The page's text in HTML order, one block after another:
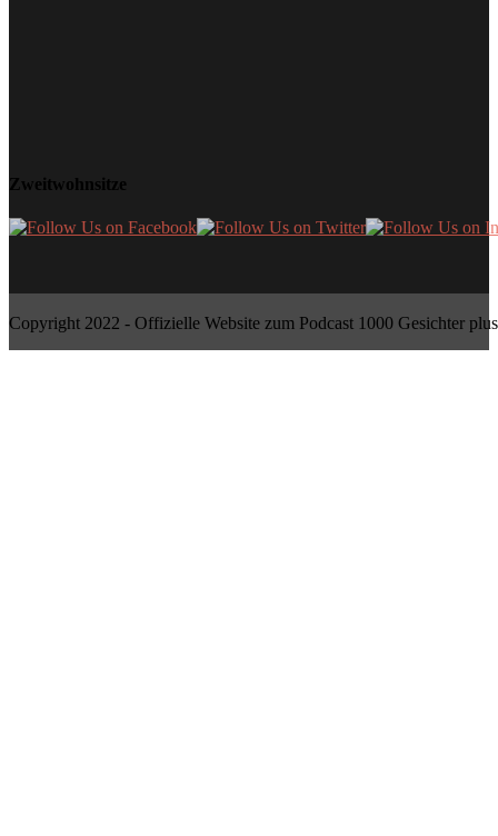
Zweitwohnsitze
Copyright 2022 - Offizielle Website zum Podcast 1000 Gesichter